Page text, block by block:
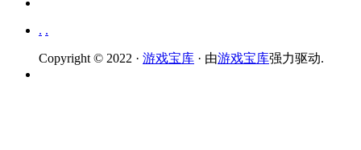
. .
Copyright © 2022 · 游戏宝库 · 由游戏宝库强力驱动.